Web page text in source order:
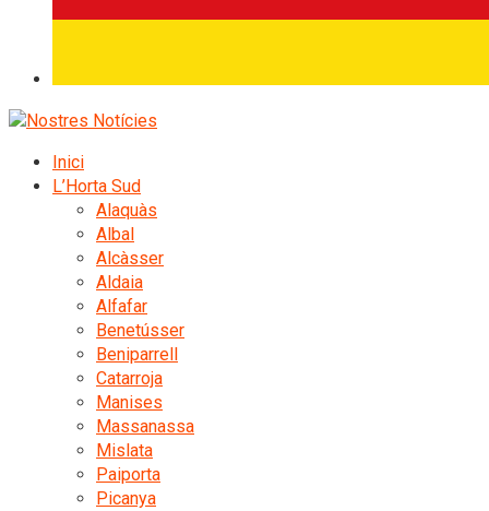
Inici
L’Horta Sud
Alaquàs
Albal
Alcàsser
Aldaia
Alfafar
Benetússer
Beniparrell
Catarroja
Manises
Massanassa
Mislata
Paiporta
Picanya